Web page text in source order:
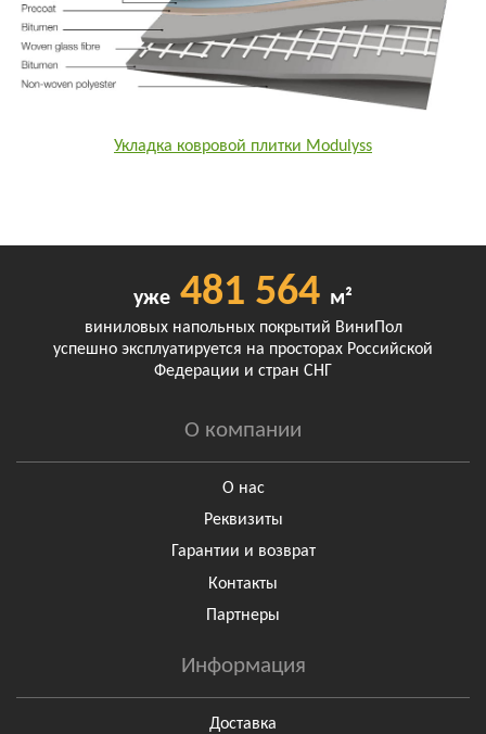
Укладка ковровой плитки Modulyss
уже 481 564 м²
виниловых напольных покрытий ВиниПол
успешно эксплуатируется на просторах Российской
Федерации и стран СНГ
О компании
О нас
Реквизиты
Гарантии и возврат
Контакты
Партнеры
Информация
Доставка